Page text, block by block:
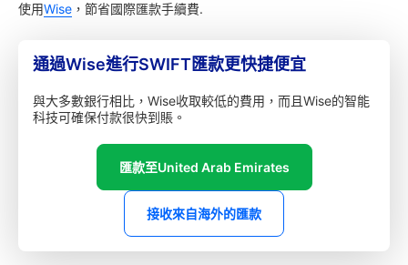
使用Wise ，節省國際匯款手續費.
通過Wise進行SWIFT匯款更快捷便宜
與大多數銀行相比，Wise收取較低的費用，而且Wise的智能
科技可確保付款很快到賬。
匯款至United Arab Emirates
接收來自海外的匯款